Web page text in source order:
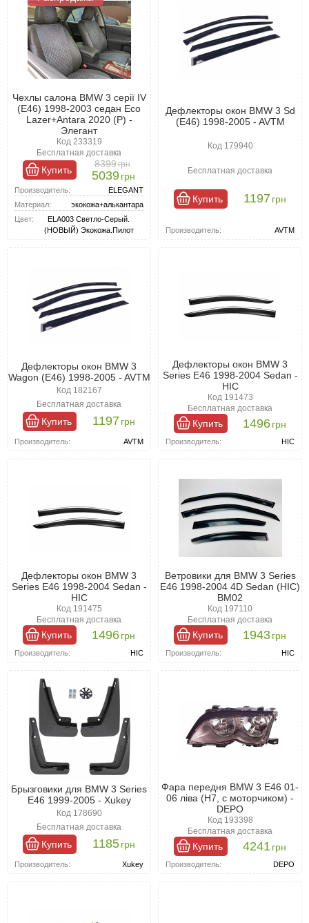
Чехлы салона BMW 3 серії IV
(E46) 1998-2003 седан Eco
Lazer+Antara 2020 (P) -
Элегант
Код 233319
Бесплатная доставка
Купить
8399грн
5039грн
Производитель:
ELEGANT
Материал:
экокожа+алькантара
Цвет:
ELA003 Светло-Серый.
(НОВЫЙ) Экокожа.Пилот
Дефлекторы окон BMW 3 Sd
(E46) 1998-2005 - AVTM
Код 179940
Бесплатная доставка
Купить 1197 грн
Производитель: AVTM
Дефлекторы окон BMW 3
Wagon (E46) 1998-2005 - AVTM
Код 182167
Бесплатная доставка
Купить 1197 грн
Производитель: AVTM
Дефлекторы окон BMW 3
Series Е46 1998-2004 Sedan -
HIC
Код 191473
Бесплатная доставка
Купить 1496грн
Производитель: HIC
Дефлекторы окон BMW 3
Series Е46 1998-2004 Sedan -
HIC
Код 191475
Бесплатная доставка
Купить 1496грн
Производитель: HIC
Ветровики для BMW 3 Series
E46 1998-2004 4D Sedan (HIC)
BM02
Код 197110
Бесплатная доставка
Купить 1943грн
Производитель: HIC
Брызговики для BMW 3 Series
E46 1999-2005 - Xukey
Код 178690
Бесплатная доставка
Купить 1185 грн
Производитель: Xukey
Фара передня BMW 3 E46 01-
06 ліва (H7, с моторчиком) -
DEPO
Код 193398
Бесплатная доставка
Купить 4241 грн
Производитель: DEPO